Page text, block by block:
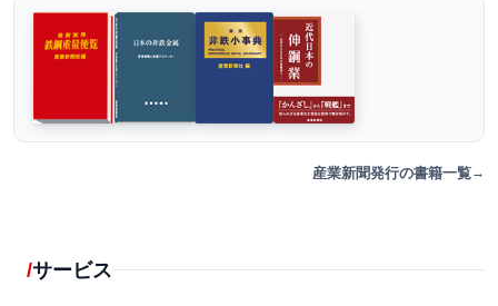
産業新聞発行の書籍一覧
サービス